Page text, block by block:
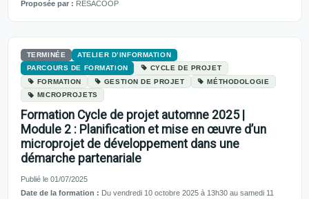
Proposée par : RESACOOP
TERMINÉE
ATELIER D’INFORMATION
PARCOURS DE FORMATION
CYCLE DE PROJET
FORMATION
GESTION DE PROJET
MÉTHODOLOGIE
MICROPROJETS
Formation Cycle de projet automne 2025 |
Module 2 : Planification et mise en œuvre d’un
microprojet de développement dans une
démarche partenariale
Publié le 01/07/2025
Date de la formation : Du vendredi 10 octobre 2025 à 13h30 au samedi 11